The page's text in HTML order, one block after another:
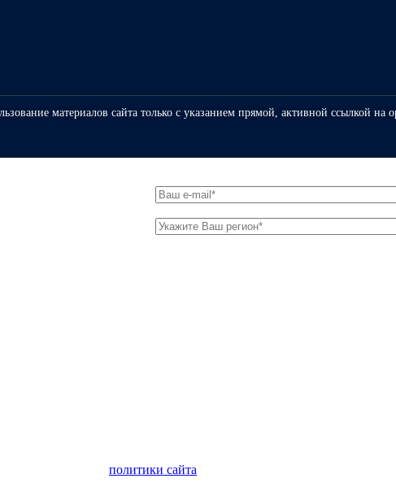
материалов сайта только с указанием прямой, активной ссылкой на
политики сайта